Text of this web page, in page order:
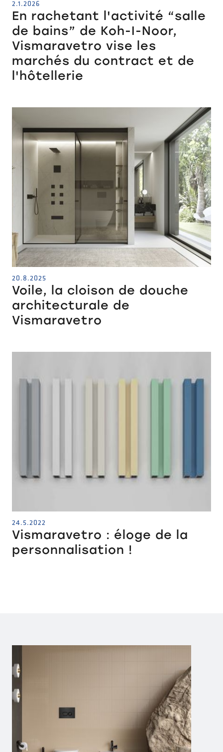
2.1.2026
En rachetant l'activité “salle
de bains” de Koh-I-Noor,
Vismaravetro vise les
marchés du contract et de
l'hôtellerie
20.8.2025
Voile, la cloison de douche
architecturale de
Vismaravetro
24.5.2022
Vismaravetro : éloge de la
personnalisation !